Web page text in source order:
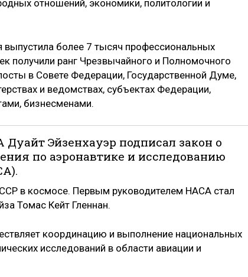
отношений, экономики, политологии и
более 7 тысяч профессиональных
получили ранг Чрезвычайного и Полномочного
в Совете Федерации, Государственной Думе,
и ведомствах, субъектах Федерации,
бизнесменами.
Дуайт Эйзенхауэр подписал закон о
по аэронавтике и исследованию
в космосе. Первым руководителем НАСА стал
Томас Кейт Гленнан.
координацию и выполнение национальных
исследований в области авиации и